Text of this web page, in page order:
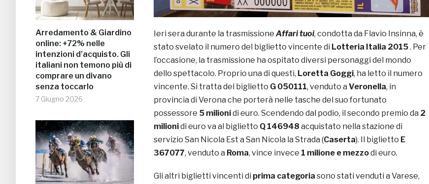
Arredamento & Giardino
online: +72% nelle
intenzioni d’acquisto. Gli
italiani non temono più di
comprare un divano
senza toccarlo
7 Giugno 2026
Ieri sera durante la trasmissione Affari tuoi, condotta da Flavio Insinna, è
stato svelato il numero del biglietto vincente di Lotteria Italia 2015. Per
l’occasione, la trasmissione ha ospitato diversi personaggi del mondo
dello spettacolo. Proprio una di questi, Loretta Goggi, ha letto il numero
vincente. Si tratta del biglietto G 050111, venduto a Veronella, in
provincia di Verona che porterà nelle tasche del suo fortunato
possessore 5 milionidi euro. Scendendo dal podio, il secondo premio da 2
milionidi euro va al biglietto Q 146948 acquistato nella stazione di
servizio San Nicola Est a San Nicola la Strada (Caserta). Il biglietto E
367077, venduto a Roma, vince invece 1 milione e mezzodi euro.
Gli altri biglietti vincenti di prima categoria sono stati venduti a Varese,